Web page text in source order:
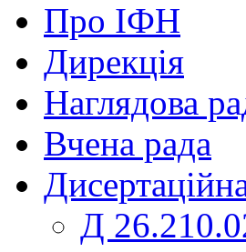
Про ІФН
Дирекція
Наглядова
Вчена рада
Д